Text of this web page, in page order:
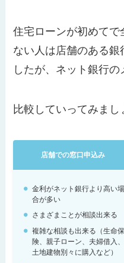
住宅ローンが初めてで
ない人は店舗のある銀
したが、ネット銀行の
比較していってみまし
店舗での窓口申込み
金利がネット銀行より高い場
合が多い
さまざまことが相談出来る
複雑な相談も出来る（生命保
険、親子ローン、夫婦借入、
土地建物別々に購入など）